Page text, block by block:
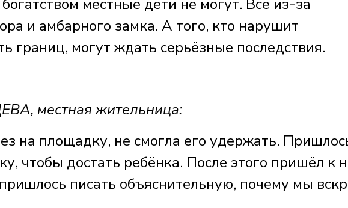
местные дети не могут. Всё из-за
и амбарного замка. А того, кто нарушит
границ, могут ждать серьёзные последствия.
местная жительница:
на площадку, не смогла его удержать.
чтобы достать ребёнка. После этого пришёл к
писать объяснительную, почему мы